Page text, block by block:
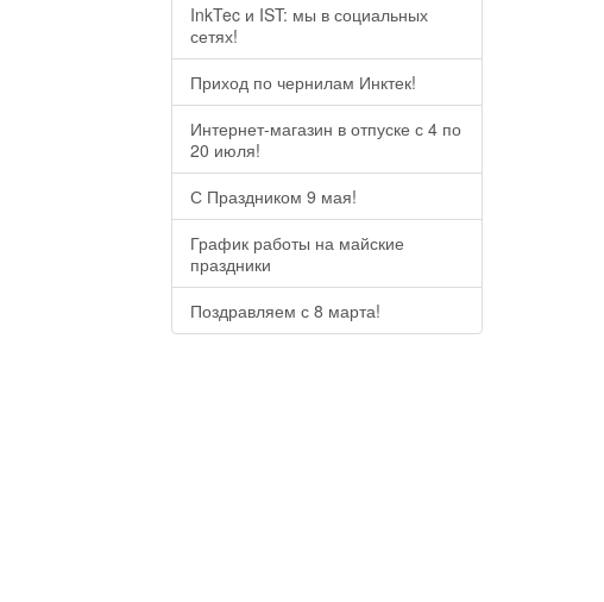
InkTec и IST: мы в социальных
сетях!
Приход по чернилам Инктек!
Интернет-магазин в отпуске с 4 по
20 июля!
С Праздником 9 мая!
График работы на майские
праздники
Поздравляем с 8 марта!